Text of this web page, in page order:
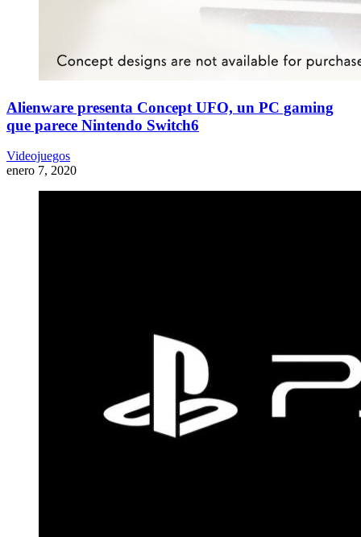
Alienware presenta Concept UFO, un PC gaming
que parece Nintendo Switch6
Videojuegos
enero 7, 2020